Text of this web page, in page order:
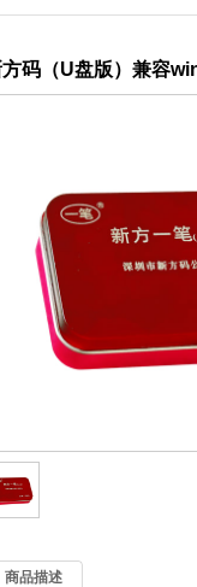
方码（U盘版）兼容
商品描述